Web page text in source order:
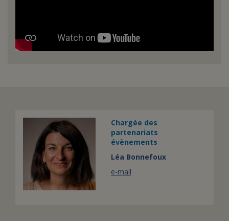
Chargée des
partenariats
évènements
Léa Bonnefoux
e-mail